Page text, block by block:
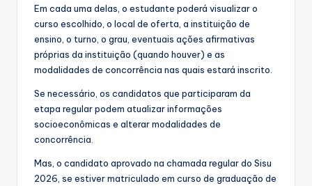
Em cada uma delas, o estudante poderá visualizar o
curso escolhido, o local de oferta, a instituição de
ensino, o turno, o grau, eventuais ações afirmativas
próprias da instituição (quando houver) e as
modalidades de concorrência nas quais estará inscrito.
Se necessário, os candidatos que participaram da
etapa regular podem atualizar informações
socioeconômicas e alterar modalidades de
concorrência.
Mas, o candidato aprovado na chamada regular do Sisu
2026, se estiver matriculado em curso de graduação de